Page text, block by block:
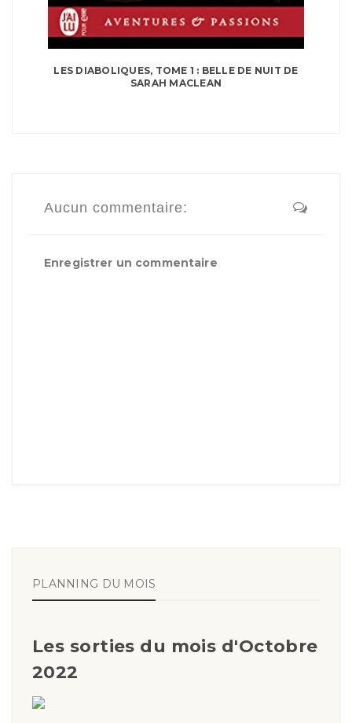
LES DIABOLIQUES, TOME 1 : BELLE DE NUIT DE
SARAH MACLEAN
Aucun commentaire:
Enregistrer un commentaire
PLANNING DU MOIS
Les sorties du mois d'Octobre
2022